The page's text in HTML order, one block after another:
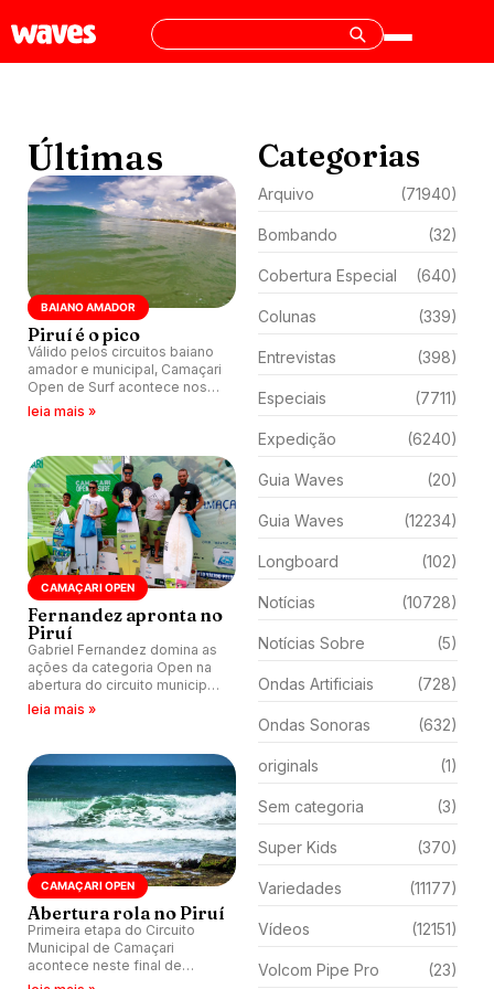
Últimas
BAIANO AMADOR
Piruí é o pico
Válido pelos circuitos baiano
amador e municipal, Camaçari
Open de Surf acontece nos
dias 23 e 24 de novembro na
leia mais »
CAMAÇARI OPEN
Fernandez apronta no
Piruí
Gabriel Fernandez domina as
ações da categoria Open na
abertura do circuito municipal
de Camaçari (BA).
leia mais »
CAMAÇARI OPEN
Abertura rola no Piruí
Primeira etapa do Circuito
Municipal de Camaçari
acontece neste final de
semana (17 e 18) na praia do
Categorias
Arquivo (71940)
Bombando (32)
Cobertura Especial (640)
Colunas (339)
Entrevistas (398)
Especiais (7711)
Expedição (6240)
Guia Waves (20)
Guia Waves (12234)
Longboard (102)
Notícias (10728)
Notícias Sobre (5)
Ondas Artificiais (728)
Ondas Sonoras (632)
originals (1)
Sem categoria (3)
Super Kids (370)
Variedades (11177)
Vídeos (12151)
Volcom Pipe Pro (23)